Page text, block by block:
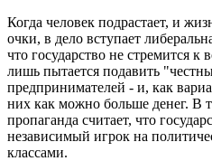
Когда человек подрастает, и
очки, в дело вступает
что государство не стремится к
лишь пытается подавить
предпринимателей - и, как
них как можно больше денег. В
пропаганда считает, что
независимый игрок на
классами.